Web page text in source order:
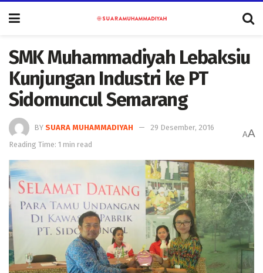
SMK Muhammadiyah Lebaksiu
Kunjungan Industri ke PT
Sidomuncul Semarang
BY SUARA MUHAMMADIYAH
29 Desember, 2016
Reading Time: 1 min read
AA